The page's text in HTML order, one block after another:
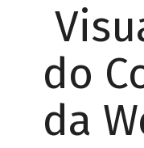
do
da